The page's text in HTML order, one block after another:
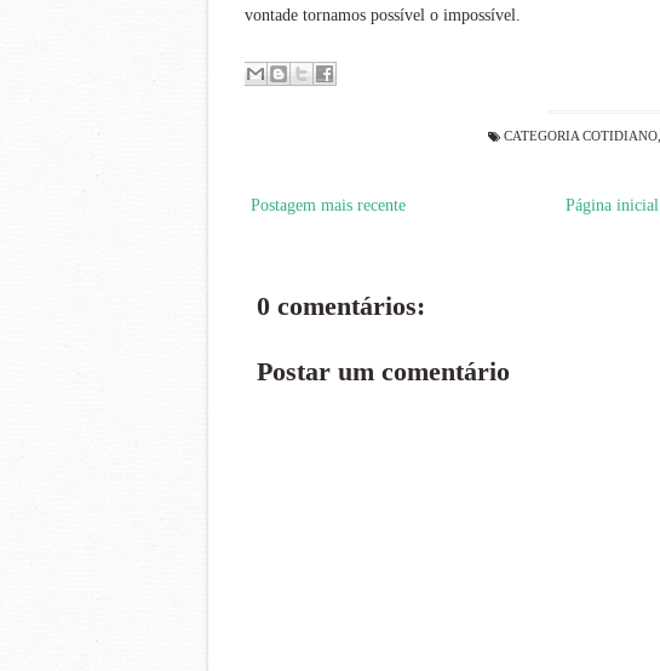
vontade tornamos possível o impossível.
CATEGORIA COTIDIANO
Postagem mais recente Página inicial
0 comentários:
Postar um comentário